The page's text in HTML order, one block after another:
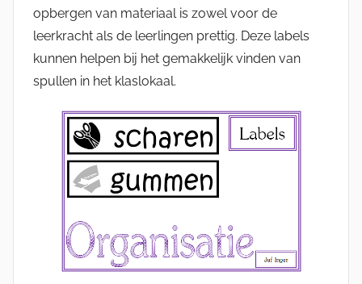
opbergen van materiaal is zowel voor de
leerkracht als de leerlingen prettig. Deze labels
kunnen helpen bij het gemakkelijk vinden van
spullen in het klaslokaal.